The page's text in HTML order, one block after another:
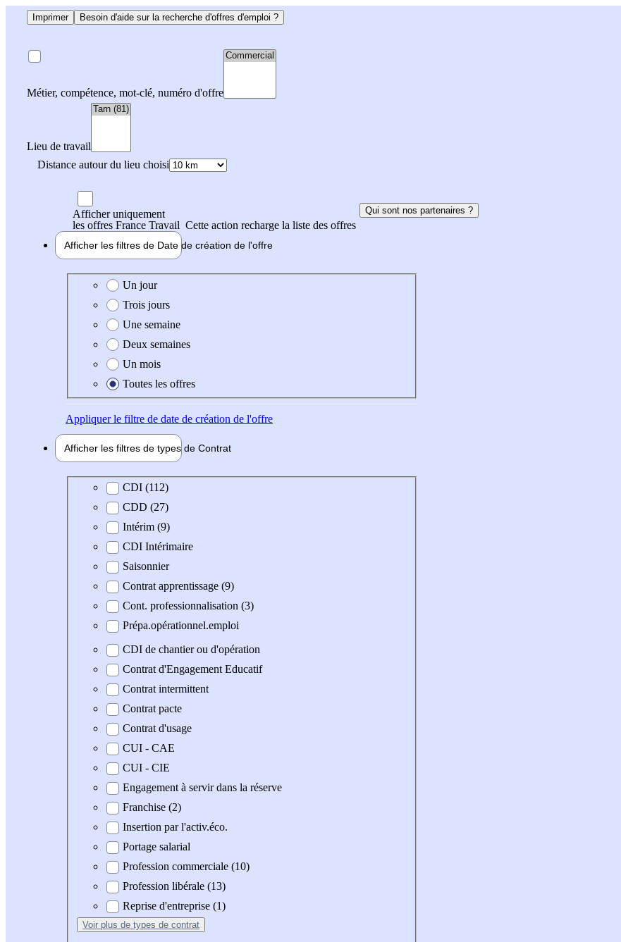
Imprimer Besoin d'aide sur la recherche d'offres d'emploi ?
Métier, compétence, mot-clé, numéro d'offre
Lieu de travail
Distance autour du lieu choisi
Afficher uniquement
les offres France Travail Cette action recharge la liste des offres
Qui sont nos partenaires ?
Afficher les filtres de Date de création de l'offre
Date de création de l'offre
Un jour
Trois jours
Une semaine
Deux semaines
Un mois
Toutes les offres
Appliquerle filtre de date de création de l'offre
Afficher les filtres de types de Contrat
Type de contratCDI (112)
CDD (27)
Intérim (9)
CDI Intérimaire
Saisonnier
Contrat apprentissage (9)
Cont. professionnalisation (3)
Prépa.opérationnel.emploi
CDI de chantier ou d'opération
Contrat d'Engagement Educatif
Contrat intermittent
Contrat pacte
Contrat d'usage
CUI - CAE
CUI - CIE
Engagement à servir dans la réserve
Franchise (2)
Insertion par l'activ.éco.
Portage salarial
Profession commerciale (10)
Profession libérale (13)
Reprise d'entreprise (1)
Voir plus de types de contrat